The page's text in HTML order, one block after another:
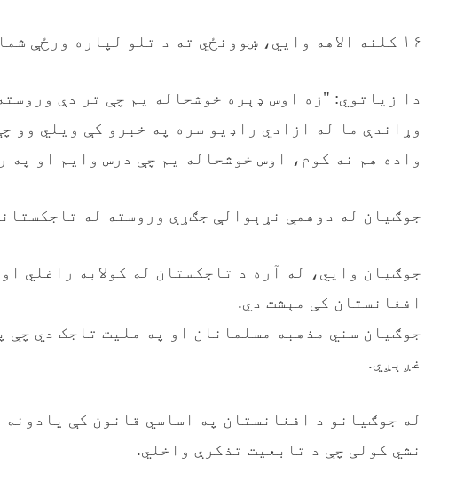
۱۶ کلنه الاهه وايي، ښوونځي ته د تلو لپاره ورځې شماري.
دا زیاتوي: "زه اوس ډېره خوشحاله یم چې تر دې
وړاندې ما له ازادي راډيو سره په خبرو کې ویلي وو
واده هم نه کوم، اوس خوشحاله یم چې درس وایم او په
جوګیان له دوهمې نړېوالې جګړې وروسته له
جوګیان وايي، له آره د تاجکستان له کولابه راغلي
افغانستان کې مېشت دي.
جوګیان سني مذهبه مسلمانان او په ملیت تاجک دي چې
غږېږي.
له جوګیانو د افغانستان په اساسي قانون کې
نشي کولی چې د تابعیت تذکرې واخلي.